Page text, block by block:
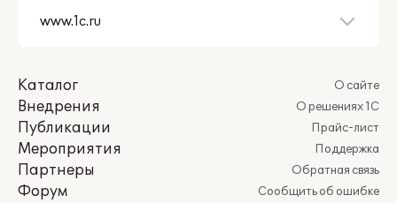
Каталог
Внедрения
Публикации
Мероприятия
Партнеры
Форум
О сайте
О решениях 1С
Прайс-лист
Поддержка
Обратная связь
Сообщить об ошибке